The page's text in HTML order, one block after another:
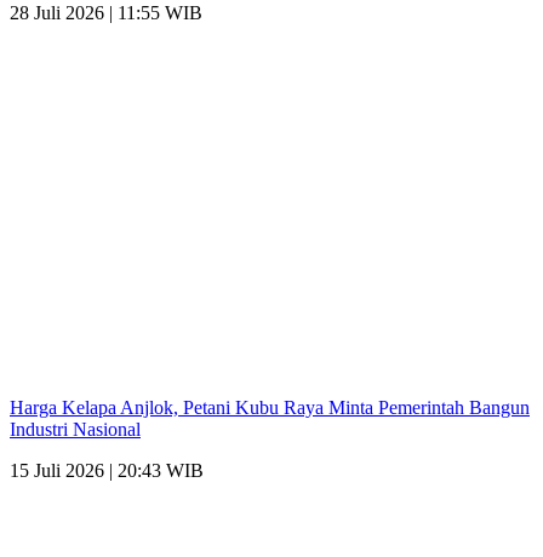
28 Juli 2026 | 11:55 WIB
Harga Kelapa Anjlok, Petani Kubu Raya Minta Pemerintah Bangun
Industri Nasional
15 Juli 2026 | 20:43 WIB